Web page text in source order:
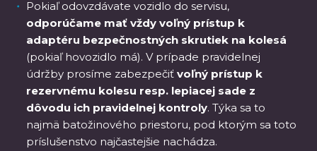
Pokiaľ odovzdávate vozidlo do servisu,
odporúčame mať vždy voľný prístup k
adaptéru bezpečnostných skrutiek na kolesá
(pokiaľ hovozidlo má). V prípade pravidelnej
údržby prosíme zabezpečiť voľný prístup k
rezervnému kolesu resp. lepiacej sade z
dôvodu ich pravidelnej kontroly. Týka sa to
najmä batožinového priestoru, pod ktorým sa toto
príslušenstvo najčastejšie nachádza.